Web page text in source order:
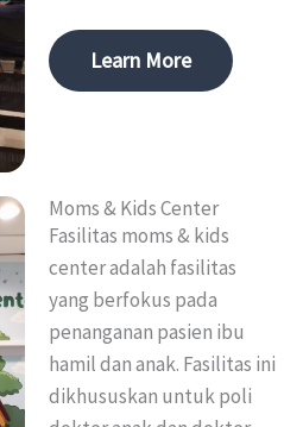
Learn More
Moms & Kids Center
Fasilitas moms & kids
center adalah fasilitas
yang berfokus pada
penanganan pasien ibu
hamil dan anak. Fasilitas ini
dikhususkan untuk poli